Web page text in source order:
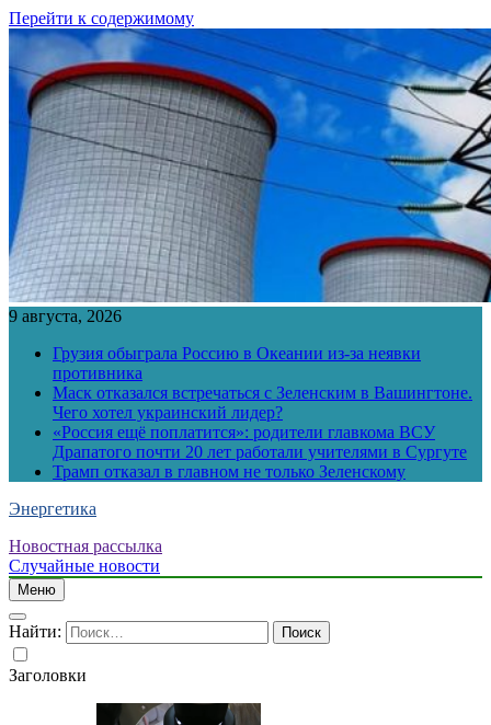
Перейти к содержимому
9 августа, 2026
Грузия обыграла Россию в Океании из-за неявки
противника
Маск отказался встречаться с Зеленским в Вашингтоне.
Чего хотел украинский лидер?
«Россия ещё поплатится»: родители главкома ВСУ
Драпатого почти 20 лет работали учителями в Сургуте
Трамп отказал в главном не только Зеленскому
Энергетика
Новостная рассылка
Случайные новости
Меню
Найти:
Заголовки